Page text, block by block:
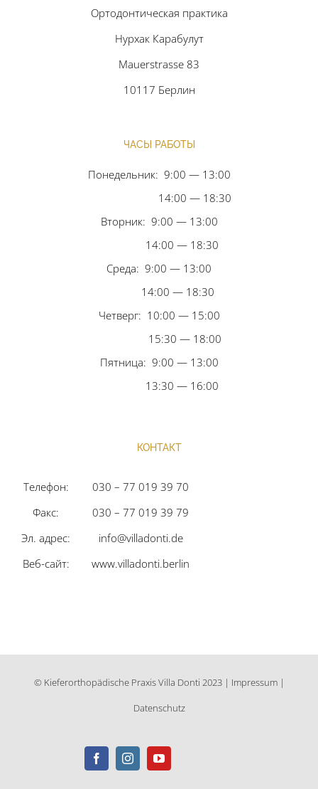
Ортодонтическая практика
Нурхак Карабулут
Mauerstrasse 83
10117 Берлин
ЧАСЫ РАБОТЫ
Понедельник: 9:00 — 13:00
14:00 — 18:30
Вторник: 9:00 — 13:00
14:00 — 18:30
Среда: 9:00 — 13:00
14:00 — 18:30
Четверг: 10:00 — 15:00
15:30 — 18:00
Пятница: 9:00 — 13:00
13:30 — 16:00
КОНТАКТ
Телефон:
Факс:
Эл. адрес:
Веб-сайт:
030 – 77 019 39 70
030 – 77 019 39 79
info@villadonti.de
www.villadonti.berlin
© Kieferorthopädische Praxis Villa Donti 2023 | Impressum|
Datenschutz
FacebookInstagramYouTube